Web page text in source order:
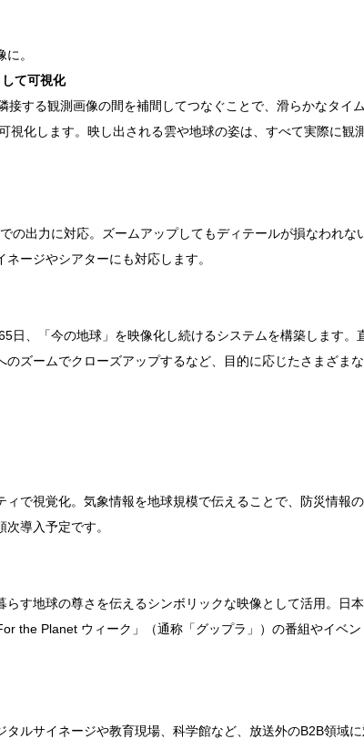
。
て可視化
する観測画像の間を補間してつなぐことで、滑らかなタイ
視化します。映し出される雲や地球の姿は、すべて実際に観
の出力に対応。ズームアップしてもディテールが損なわれな
ージやシアターにも対応します。
日、「今の地球」を映像化し続けるシステムを構築します。
ズームでクローズアップするなど、目的に応じたさまざま
で視覚化。気象情報を地球規模で伝えることで、防災情報
導入予定です。
す地球の尊さを伝えるシンボリックな映像として活用。日
the Planet ウィーク」（通称「グップラ」）の番組やイベン
ルサイネージや教育現場、科学館など、放送外のB2B領域